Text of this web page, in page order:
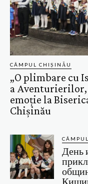
CÂMPUL CHIȘINĂU
„O plimbare cu
a
emoție la
Chișinău
День